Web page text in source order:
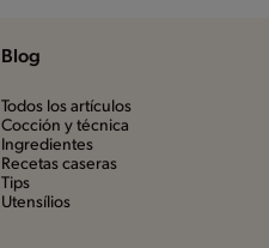
Blog
Todos los artículos
Cocción y técnica
Ingredientes
Recetas caseras
Tips
Utensílios